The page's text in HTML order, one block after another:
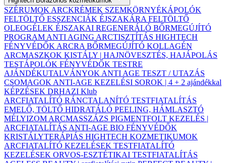
SZÉRUMOK ARCKRÉMEK SZEMKÖRNYÉKÁPOLÓK
FELTÖLTŐ ESSZENCIÁK ÉJSZAKÁRA FELTÖLTŐ
OLEOGÉLEK ÉJSZAKAI REGENERÁLÓ BŐRMEGÚJÍTÓ
PROGRAM ANTI AGING ARCTISZTÍTÁS HIGHTECH
FÉNYVÉDŐK ARCRA BŐRMEGÚJÍTÓ KOLLAGÉN
ARCMASZKOK KISTÁLY | HAJNÖVESZTÉS, HAJÁPOLÁS
TESTÁPOLÓK FÉNYVÉDŐK TESTRE
AJÁNDÉKUTALVÁNYOK ANTI AGE TESZT / UTAZÁS
CSOMAGOK ANTI-AGE KEZELÉSI SOROK | 4 + 2 ajándékkal
KÉPZÉSEK DRHAZI Klub
ARCFIATALÍTÓ RÁNCTALANÍTÓ TESTFIATALÍTÁS
EMELŐ, TÖLTŐ HIDRATÁLÓ PEELING, HÁMLASZTÓ
MÉLYIZOM ARCMASSZÁZS PIGMENTFOLT KEZELÉS |
ARCFIATALÍTÁS ANTI-AGE BIO FÉNYVÉDŐK
KRISTÁLYTERÁPIÁS HIGHTECH KOZMETIKUMOK
ARCFIATALÍTÓ KEZELÉSEK TESTFIATALÍTÓ
KEZELÉSEK ORVOS-ESZTÉTIKAI TESTFIATALÍTÁS